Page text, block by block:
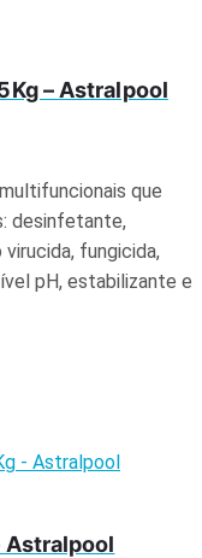
– Astralpool
que
desinfetante,
fungicida,
pH, estabilizante e
Astralpool